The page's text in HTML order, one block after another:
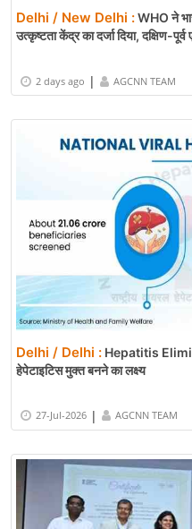
Delhi / New Delhi :WHO ने
उत्कृष्टता केंद्र का दर्जा दिया, दक्षिण-
2 days ago | AGCNN TEAM
Delhi / Delhi : Hepatitis
हेपेटाइटिस मुक्त बनने का लक्ष्य
27-Jul-2026 | AGCNN TEAM